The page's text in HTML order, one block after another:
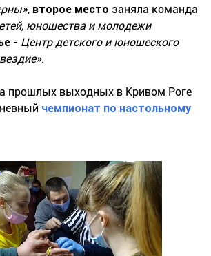
, второе место заняла команда
юношества и молодежи
- Центр детского и юношеского
.
прошлых выходных в Кривом Роге
чемпионат по настольному